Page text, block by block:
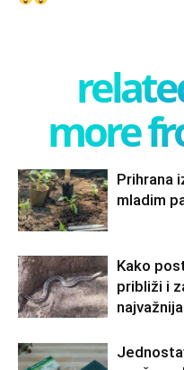
more
Prihrana
mladim
Kako
približi i
najvažnija